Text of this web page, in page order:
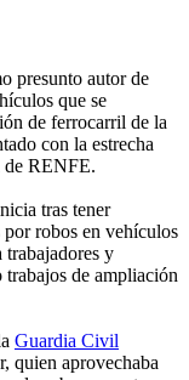
presunto autor de
que se
de ferrocarril de la
con la estrecha
de RENFE.
tras tener
robos en vehículos
trabajadores y
trabajos de ampliación
Guardia Civil
quien aprovechaba